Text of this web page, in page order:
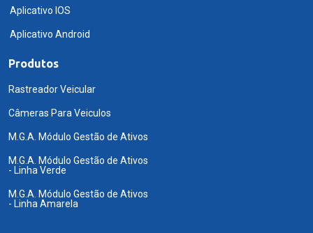
Aplicativo IOS
Aplicativo Android
Produtos
Rastreador Veicular
Câmeras Para Veiculos
M.G.A. Módulo Gestão de Ativos
M.G.A. Módulo Gestão de Ativos
- Linha Verde
M.G.A. Módulo Gestão de Ativos
- Linha Amarela